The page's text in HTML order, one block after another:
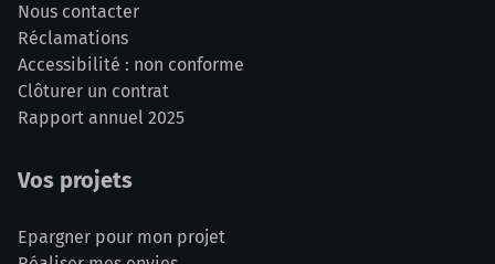
Nous contacter
Réclamations
Accessibilité : non conforme
Clôturer un contrat
Rapport annuel 2025
Vos projets
Epargner pour mon projet